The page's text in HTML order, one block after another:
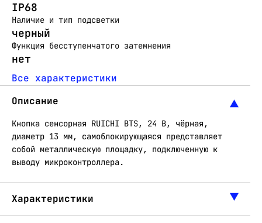
IP68
Наличие и тип подсветки
черный
Функция бесступенчатого затемнения
нет
Все характеристики
Описание
Кнопка сенсорная RUICHI BTS, 24 В, чёрная,
диаметр 13 мм, самоблокирующаяся представляет
собой металлическую площадку, подключенную к
выводу микроконтроллера.
Характеристики